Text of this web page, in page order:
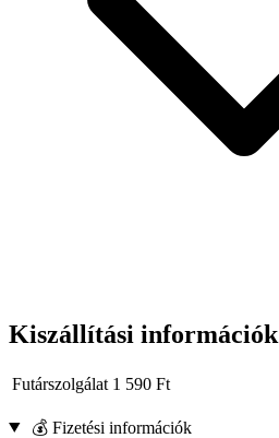
Kiszállítási információk
Futárszolgálat 1 590 Ft
💰 Fizetési információk